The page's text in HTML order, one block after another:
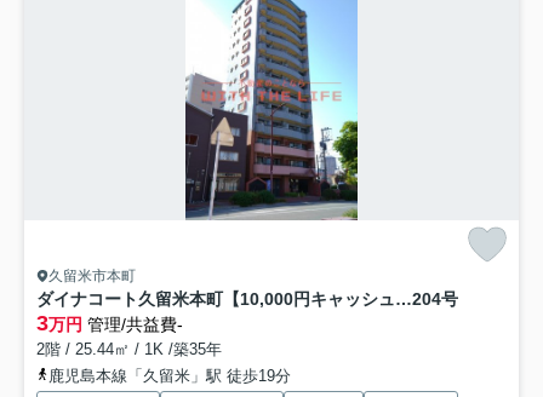
久留米市本町
ダイナコート久留米本町【10,000円キャッシュバック対象物件】204号
3万円 管理/共益費-
2階 / 25.44㎡ / 1K /築35年
鹿児島本線「久留米」駅 徒歩19分